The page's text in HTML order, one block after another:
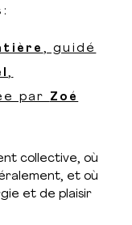
:
, guidé
,
par Zoé
collective, où
et où
et de plaisir